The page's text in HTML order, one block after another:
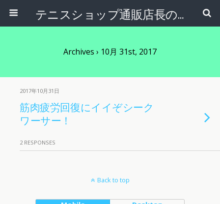
テニスショップ通販店長のブログ＠テニスショップLAFINO 西山克久
Archives › 10月 31st, 2017
2017年10月31日
筋肉疲労回復にイイぞシーク
ワーサー！
2 RESPONSES
Back to top